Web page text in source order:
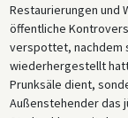
Restaurierungen und
öffentliche
verspottet, nachdem
wiederhergestellt
Prunksäle dient,
Außenstehender das